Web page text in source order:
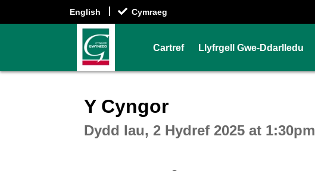
English Cymraeg
Cartref Llyfrgell Gwe-Ddarlledu
Y Cyngor
Dydd Iau, 2 Hydref 2025 at 1:30pm